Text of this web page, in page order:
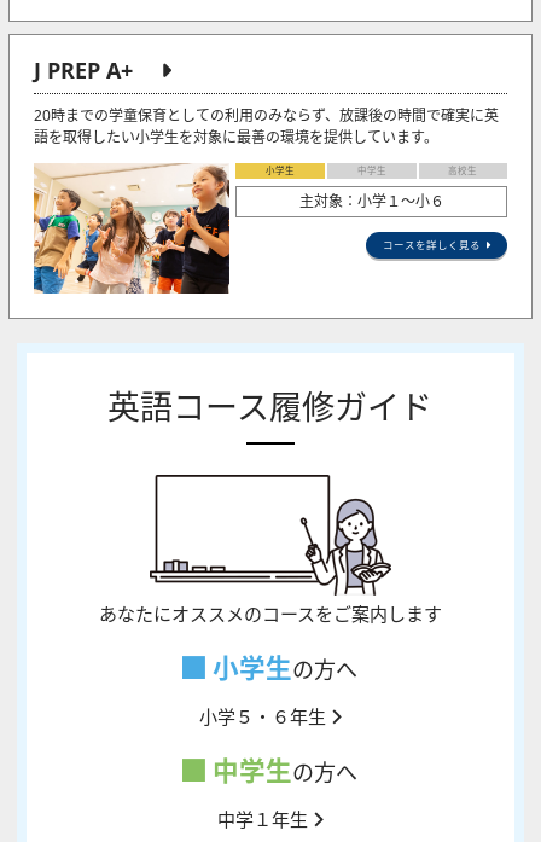
J PREP A+
20時までの学童保育としての利用のみならず、放課後の時間で確実に英
語を取得したい小学生を対象に最善の環境を提供しています。
小学生 中学生 高校生
主対象：小学１～小６
コースを詳しく見る
英語コース履修ガイド
あなたにオススメのコースをご案内します
小学生の方へ
小学５・６年生
中学生の方へ
中学１年生